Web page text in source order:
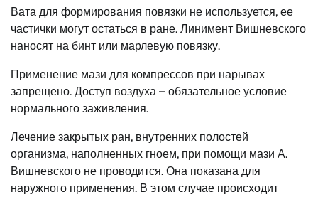
Вата для формирования повязки не используется, ее
частички могут остаться в ране. Линимент Вишневского
наносят на бинт или марлевую повязку.
Применение мази для компрессов при нарывах
запрещено. Доступ воздуха – обязательное условие
нормального заживления.
Лечение закрытых ран, внутренних полостей
организма, наполненных гноем, при помощи мази А.
Вишневского не проводится. Она показана для
наружного применения. В этом случае происходит